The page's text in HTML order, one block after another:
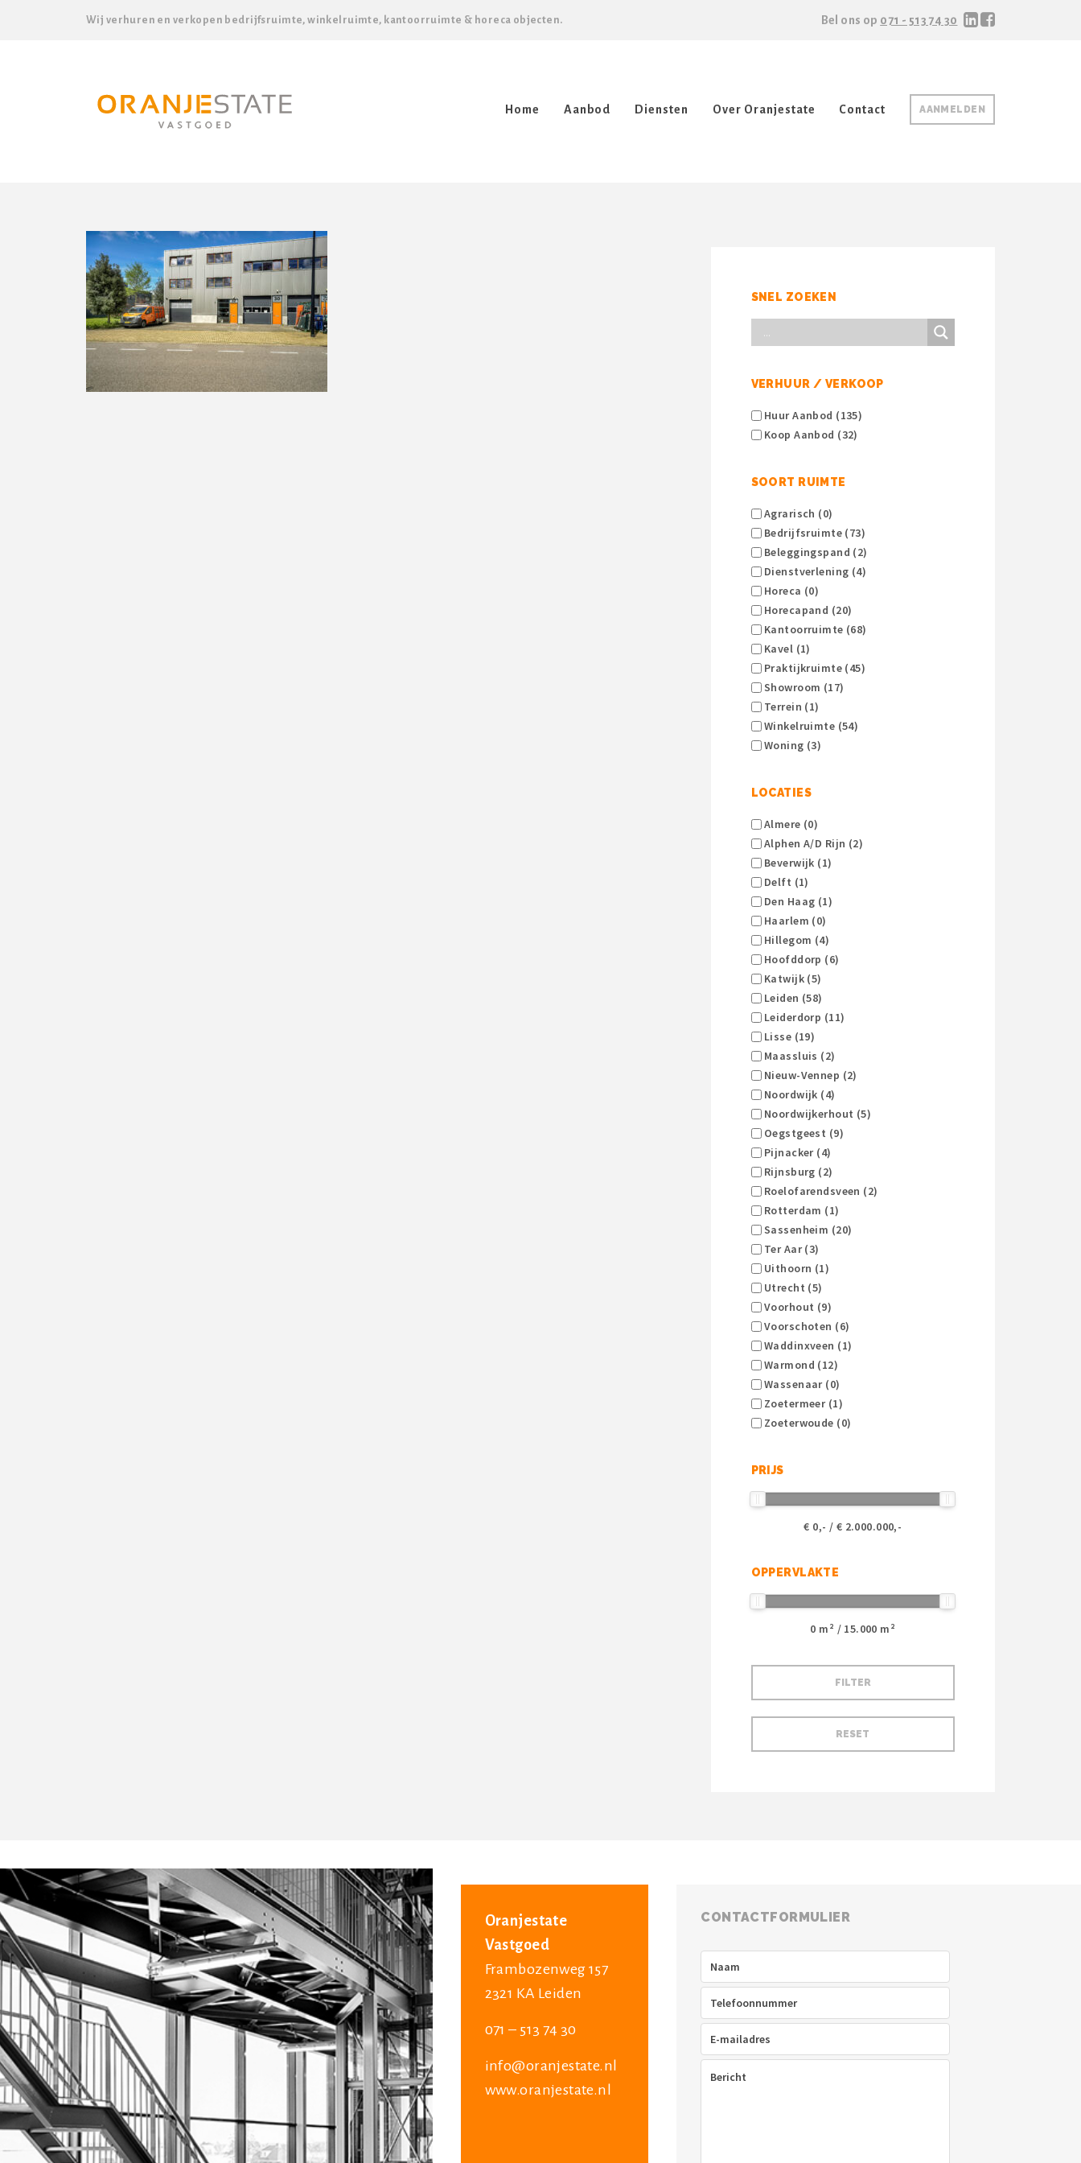
Wij verhuren en verkopen bedrijfsruimte, winkelruimte, kantoorruimte & horeca objecten. Bel ons op 071 - 513 74 30
AANMELDEN
Home Aanbod Diensten Over Oranjestate Contact
SNEL ZOEKEN
VERHUUR / VERKOOP
Huur Aanbod (135)
Koop Aanbod (32)
SOORT RUIMTE
Agrarisch (0)
Bedrijfsruimte (73)
Beleggingspand (2)
Dienstverlening (4)
Horeca (0)
Horecapand (20)
Kantoorruimte (68)
Kavel (1)
Praktijkruimte (45)
Showroom (17)
Terrein (1)
Winkelruimte (54)
Woning (3)
LOCATIES
Almere (0)
Alphen A/d Rijn (2)
Beverwijk (1)
Delft (1)
Den Haag (1)
Haarlem (0)
Hillegom (4)
Hoofddorp (6)
Katwijk (5)
Leiden (58)
Leiderdorp (11)
Lisse (19)
Maassluis (2)
Nieuw-Vennep (2)
Noordwijk (4)
Noordwijkerhout (5)
Oegstgeest (9)
Pijnacker (4)
Rijnsburg (2)
Roelofarendsveen (2)
Rotterdam (1)
Sassenheim (20)
Ter Aar (3)
Uithoorn (1)
Utrecht (5)
Voorhout (9)
Voorschoten (6)
Waddinxveen (1)
Warmond (12)
Wassenaar (0)
Zoetermeer (1)
Zoeterwoude (0)
PRIJS
€ 0,- / € 2.000.000,-
OPPERVLAKTE
0 m² / 15.000 m²
Oranjestate
Vastgoed
Frambozenweg 157
2321 KA Leiden
071 – 513 74 30
info@oranjestate.nl
www.oranjestate.nl
CONTACTFORMULIER
Telefoon
mailadres(Vereist)